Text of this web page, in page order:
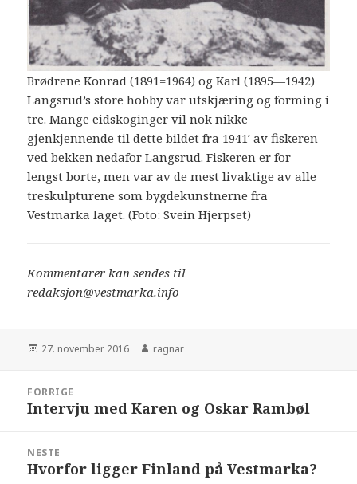
Brødrene Konrad (1891=1964) og Karl (1895—1942)
Langsrud’s store hobby var utskjæring og forming i
tre. Mange eidskoginger vil nok nikke
gjenkjennende til dette bildet fra 1941′ av fiskeren
ved bekken nedafor Langsrud. Fiskeren er for
lengst borte, men var av de mest livaktige av alle
treskulpturene som bygdekunstnerne fra
Vestmarka laget. (Foto: Svein Hjerpset)
Kommentarer kan sendes til
redaksjon@vestmarka.info
Publisert
27. november 2016 Forfatter
ragnar
FORRIGE
Forrige
Intervju med Karen og Oskar Rambøl
NESTE
Neste
Hvorfor ligger Finland på Vestmarka?